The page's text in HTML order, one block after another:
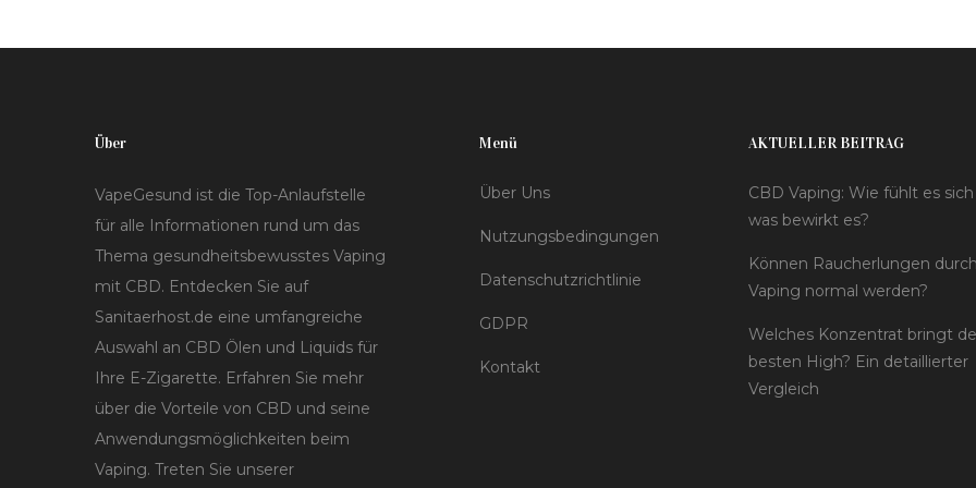
Über
VapeGesund ist die Top-Anlaufstelle
für alle Informationen rund um das
Thema gesundheitsbewusstes Vaping
mit CBD. Entdecken Sie auf
Sanitaerhost.de eine umfangreiche
Auswahl an CBD Ölen und Liquids für
Ihre E-Zigarette. Erfahren Sie mehr
über die Vorteile von CBD und seine
Anwendungsmöglichkeiten beim
Vaping. Treten Sie unserer
Menü
Über Uns
Nutzungsbedingungen
Datenschutzrichtlinie
GDPR
Kontakt
AKTUELLER BEITRAG
CBD Vaping: Wie fühlt es
was bewirkt es?
Können Raucherlungen
Vaping normal werden?
Welches Konzentrat bringt
besten High? Ein detaillierter
Vergleich